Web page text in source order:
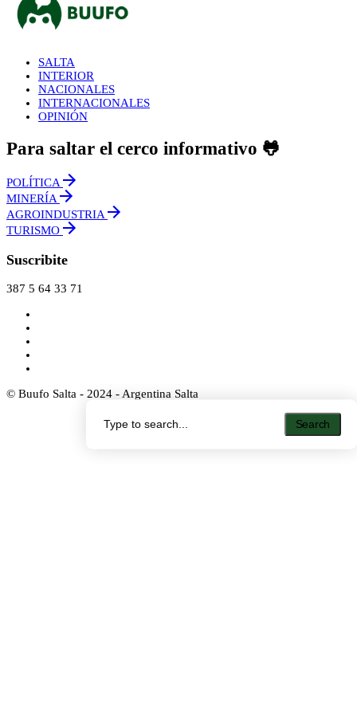
Search
Search
SALTA
INTERIOR
NACIONALES
INTERNACIONALES
OPINIÓN
Para saltar el cerco informativo 🐸
POLÍTICA
MINERÍA
AGROINDUSTRIA
TURISMO
Suscribite
387 5 64 33 71
© Buufo Salta - 2024 - Argentina Salta